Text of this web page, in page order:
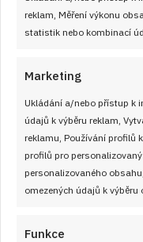
reklam, Měření výkonu
statistik nebo kombinací
Marketing
Ukládání a/nebo přístup k
údajů k výběru reklam,
reklamu, Používání profilů
profilů pro
personalizovaného
omezených údajů k výběru
Funkce
Vídeňská
Prohlédněte si recept
pokušení nebo
neodoláte – jak jsou